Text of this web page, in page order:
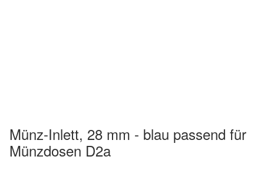
Münz-Inlett, 28 mm - blau passend für
Münzdosen D2a